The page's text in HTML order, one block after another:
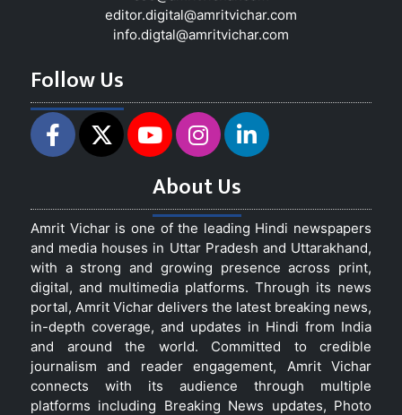
editor.digital@amritvichar.com
info.digtal@amritvichar.com
Follow Us
About Us
Amrit Vichar is one of the leading Hindi newspapers
and media houses in Uttar Pradesh and Uttarakhand,
with a strong and growing presence across print,
digital, and multimedia platforms. Through its news
portal, Amrit Vichar delivers the latest breaking news,
in-depth coverage, and updates in Hindi from India
and around the world. Committed to credible
journalism and reader engagement, Amrit Vichar
connects with its audience through multiple
platforms including Breaking News updates, Photo